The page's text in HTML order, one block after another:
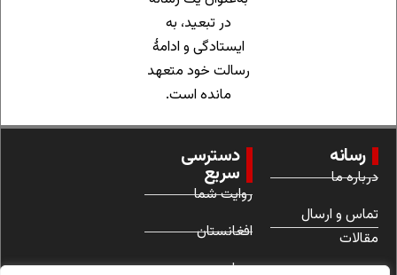
در تبعید، به
ایستادگی و ادامهٔ
رسالت خود متعهد
مانده است.
رسانه
درباره ما
تماس و ارسال
مقالات
دسترسی
سریع
روایت شما
افغانستان
جهان